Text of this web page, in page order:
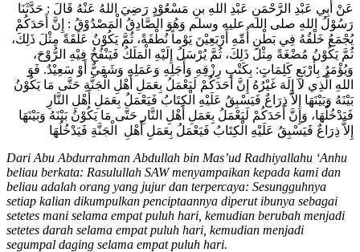
عَنْ أَبِي عَبْدِ الرَّحْمَنِ عَبْدِ اللهِ بنِ مَسْعُوْدٍ رَضِيَ اللهُ عَنْهُ قَالَ : حَدَّثَنَا
رَسُوْلُ اللهِ صلى الله عليه وسلم وَهُوَ الصَّادِقُ الْمَصْدُوْقُ : إِنَّ أَحَدَكُمْ
يُجْمَعُ خَلْقُهُ فِي بَطْنِ أُمِّهِ أَرْبَعِيْنَ يَوْماً نُطْفَةً، ثُمَّ يَكُوْنُ عَلَقَةً مِثْلَ ذَلِكَ،
ثُمَّ يَكُوْنُ مُضْغَةً مِثْلَ ذَلِكَ، ثُمَّ يُرْسَلُ إِلَيْهِ الْمَلَكُ فَيَنْفُخُ فِيْهِ الرُّوْحَ،
وَيُؤْمَرُ بِأَرْبَعِ كَلِمَاتٍ: بِكَتْبِ رِزْقِهِ وَأَجَلِهِ وَعَمَلِهِ وَشَقِيٌّ أَوْ سَعِيْدٌ. فَوَ
اللهِ الَّذِي لاَ إِلَهَ غَيْرُهُ إِنَّ أَحَدَكُمْ لَيَعْمَلُ بِعَمَلِ أَهْلِ الْجَنَّةِ حَتَّى مَا يَكُوْنُ
بَيْنَهُ وَبَيْنَهَا إِلاَّ ذِرَاعٌ فَيَسْبِقُ عَلَيْهِ الْكِتَابُ فَيَعْمَلُ بِعَمَلِ أَهْلِ النَّارِ
فَيَدْخُلُهَا، وَإِنَّ أَحَدَكُمْ لَيَعْمَلُ بِعَمَلِ أَهْلِ النَّارِ حَتَّى مَا يَكُوْنُ بَيْنَهُ وَبَيْنَهَا
إِلاَّ ذِرَاعٌ فَيَسْبِقُ عَلَيْهِ الْكِتَابُ فَيَعْمَلُ بِعَمَلِ أَهْلِ الْجَنَّةِ فَيَدْخُلُهَا
Dari Abu Abdurrahman Abdullah bin Mas’ud Radhiyallahu ‘Anhu
beliau berkata: Rasulullah SAW menyampaikan kepada kami dan
beliau adalah orang yang jujur dan terpercaya: Sesungguhnya
setiap kalian dikumpulkan penciptaannya diperut ibunya sebagai
setetes mani selama empat puluh hari, kemudian berubah menjadi
setetes darah selama empat puluh hari, kemudian menjadi
segumpal daging selama empat puluh hari.